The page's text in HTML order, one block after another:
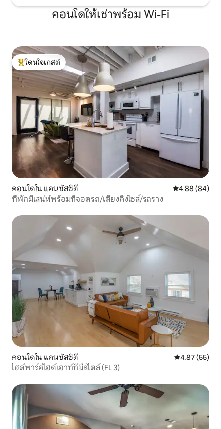
ชั้นล่างแล้วผู้เข้าพักจะเข้าถึงห้องสวีทส่วน
ตัวได้ทั้งหมดในระหว่างการเข้าพัก ที่พักนี้
อยู่ข้างนอกมีที่จอดรถหรือขนสัมภาระไปยัง
ที่พัก นี่เป็นสิ่งสำคัญโดยเฉพาะอย่างยิ่งใน
ช่วงเย็นหรือค้างคืน จัสตินและแอรอนขอให้
คุณติดต่อเราเมื่อมาถึงเพื่อแจ้งให้เราทราบ
ว่าคุณมาถึงอย่างปลอดภัยและไม่มีปัญหา
ณเวลานั้นผู้เข้าพักจะตอบข้อสงสัยต่างๆได้
แนะนำที่พักให้คุณฟังสั้นๆหรือจะเลือก
สำรวจและค้นพบที่พักด้วยตัวเองก็ได้
เนื่องจากเราอาศัยอยู่เหนือที่พักผู้เข้าพักจึง
ควรโทรหรือส่งข้อความหากต้องการอะไร
ระหว่างการเข้าพัก การทำความสะอาด
ผ้าปูที่นอนและเครื่องดื่มจะทำตาม
กำหนดการต่อไปนี้เว้นแต่ผู้เข้าพักจะส่ง
คำขอโดยเฉพาะ: เข้าพัก 1 -6 คืน หลังจากผู้
เข้าพักเช็คเอาท์ในวันสุดท้ายของการเข้า
พัก จะเกิดขึ้นทุกสัปดาห์ 7 คืน หลังจากผู้
เข้าพักเช็คเอาท์ในวันสุดท้ายของการเข้า
เฉพาะเพื่อเติมของใช้หรือระบุความต้องการ
ในการทำความสะอาด รายเดือน 7 -30 วัน
จะเกิดขึ้นในวันที่ 7 ของการเข้าพักของผู้เข้า
พักและในแต่ละวันครบรอบทุกสัปดาห์หลัง
จากนั้น ผู้เข้าพักจะทำการเตรียมการกับผู้
เข้าพักเพื่อกำหนดเวลาที่ดีที่สุด ด้านล่าง
เป็นสิ่งของที่ผู้เข้าพักจัดเตรียมไว้ให้ในส่วน
หนึ่งของ Airbnb โปรดแจ้งให้เราทราบหากมี
บางสิ่งที่คุณต้องการระหว่างการเข้าพักที่ไม่
ได้อยู่ในรายการและเราจะพยายามอย่าง
เต็มที่เพื่อรวมไว้ก่อนที่คุณจะมาถึง ด้าน
นอก: เฉพาะนอกถนนที่จอดรถมีที่จอดรถ
(รถคันเดียวเท่านั้น) ห้องครัวเล็ก: ราย
ละเอียดที่พักสำหรับความต้องการในการ
เข้าพักระยะยาว เครื่องชงกาแฟ หม้อชา
จานร้อน จานชามไมโครเวฟ แก้วไวน์ ปิ้ง
ขนมปัง บนตู้เย็น แก้วน้ำ กระทะสำหรับใส่
เปิดไวน์สามารถ เปิด จานแผ่นอบแห้ง จาน
สบู่/ตู้กดน้ำ กาแฟแก้ว ชาม ผ้าเช็ดมือผ้า
เช็ด จาน ครีมเทียม น้ำอัดลมน้ำ ดื่มบรรจุ
ขวด น้ำตาล Tea Sweetner Honey Variety
คอนโดให้เช่าพร้อม Wi-Fi
โดนใจเกสต์ที่สุด
โดนใจเกสต์
คอนโดใน แคนซัสซิตี คะแนนเฉลี่ย
4.88 (84)
ที่พักมีเสน่ห์พร้อมที่จอดรถ/เตียงคิงไซส์/รถราง
คอนโดใน แคนซัสซิตี คะแนนเฉลี่ย
4.87 (55)
ไฮด์พาร์คไฮด์เอาท์ที่มีสไตล์ (FL 3)